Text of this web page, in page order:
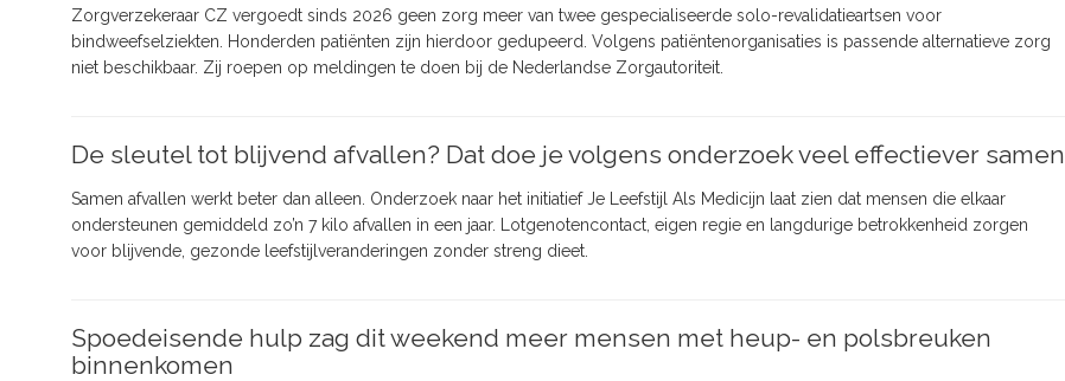
Zorgverzekeraar CZ vergoedt sinds 2026 geen zorg meer van twee gespecialiseerde solo-revalidatieartsen voor
bindweefselziekten. Honderden patiënten zijn hierdoor gedupeerd. Volgens patiëntenorganisaties is passende alternatieve zorg
niet beschikbaar. Zij roepen op meldingen te doen bij de Nederlandse Zorgautoriteit.
De sleutel tot blijvend afvallen? Dat doe je volgens onderzoek veel effectiever samen
Samen afvallen werkt beter dan alleen. Onderzoek naar het initiatief Je Leefstijl Als Medicijn laat zien dat mensen die elkaar
ondersteunen gemiddeld zo’n 7 kilo afvallen in een jaar. Lotgenotencontact, eigen regie en langdurige betrokkenheid zorgen
voor blijvende, gezonde leefstijlveranderingen zonder streng dieet.
Spoedeisende hulp zag dit weekend meer mensen met heup- en polsbreuken
binnenkomen